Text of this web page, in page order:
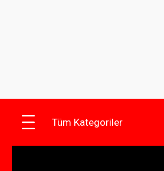
Tüm Kategoriler